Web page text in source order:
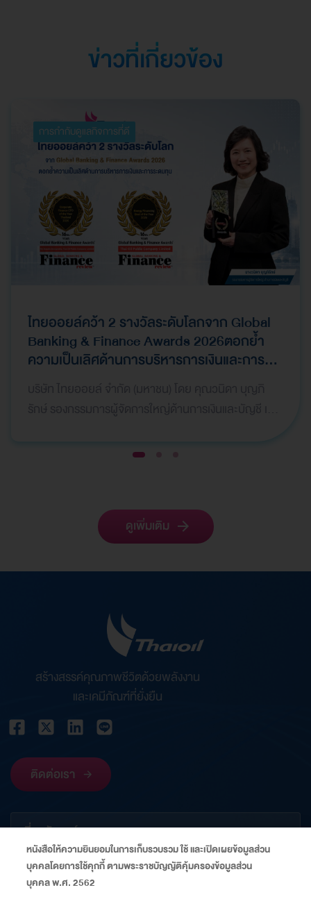
ข่าวที่เกี่ยวข้อง
การกำกับดูแลกิจการที่ดี
ไทยออยล์คว้า 2 รางวัลระดับโลกจาก Global
Banking & Finance Awards 2026ตอกย้ำ
ความเป็นเลิศด้านการบริหารการเงินและการ
ดูเพิ่มเติม
สร้างสรรค์คุณภาพชีวิตด้วยพลังงาน
และเคมีภัณฑ์ที่ยั่งยืน
ติดต่อเรา
เกี่ยวกับองค์กร
ข้อมูลที่เกี่ยวข้อง
หนังสือให้ความยินยอมในการเก็บรวบรวม ใช้ และเปิดเผยข้อมูลส่วน
บุคคลโดยการใช้คุกกี้ ตามพระราชบัญญัติคุ้มครองข้อมูลส่วน
บุคคล พ.ศ. 2562